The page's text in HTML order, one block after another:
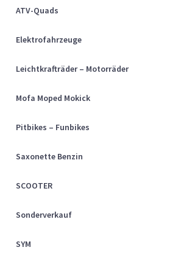
ATV-Quads
Elektrofahrzeuge
Leichtkrafträder – Motorräder
Mofa Moped Mokick
Pitbikes – Funbikes
Saxonette Benzin
SCOOTER
Sonderverkauf
SYM